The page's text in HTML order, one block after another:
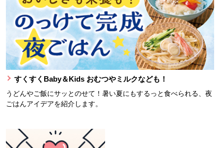
すくすくBaby＆Kids おむつやミルクなども！
うどんやご飯にサッとのせて！暑い夏にもするっと食べられる、夜
ごはんアイデアを紹介します。